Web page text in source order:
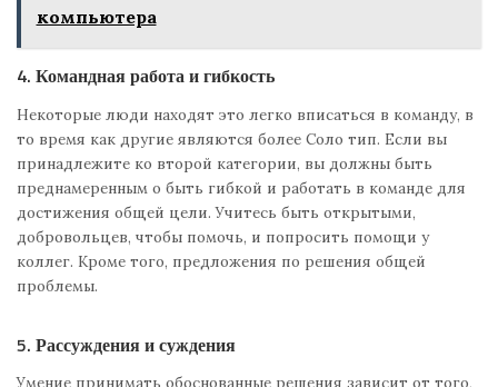
компьютера
4. Командная работа и гибкость
Некоторые люди находят это легко вписаться в команду, в
то время как другие являются более Соло тип. Если вы
принадлежите ко второй категории, вы должны быть
преднамеренным о быть гибкой и работать в команде для
достижения общей цели. Учитесь быть открытыми,
добровольцев, чтобы помочь, и попросить помощи у
коллег. Кроме того, предложения по решения общей
проблемы.
5. Рассуждения и суждения
Умение принимать обоснованные решения зависит от того,